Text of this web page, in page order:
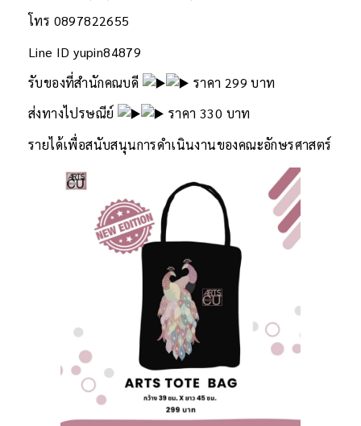
โทร 0897822655
Line ID yupin84879
รับของที่สำนักคณบดี
ราคา 299 บาท
ส่งทางไปรษณีย์
ราคา 330 บาท
รายได้เพื่อสนับสนุนการดำเนินงานของคณะอักษรศาสตร์